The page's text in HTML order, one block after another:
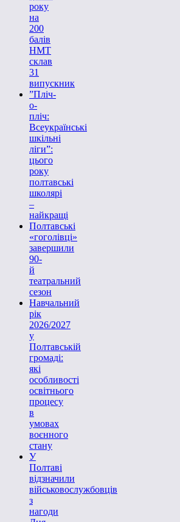
року
на
200
балів
НМТ
склав
31
випускник
”Пліч-
о-
пліч:
Всеукраїнські
шкільні
ліги”:
цього
року
полтавські
школярі
–
найкращі
Полтавські
«гоголівці»
завершили
90-
й
театральний
сезон
Навчальний
рік
2026/2027
у
Полтавській
громаді:
які
особливості
освітнього
процесу
в
умовах
воєнного
стану
У
Полтаві
відзначили
військовослужбовців
з
нагоди